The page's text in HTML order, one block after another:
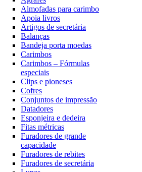
Almofadas para carimbo
Apoia livros
Artigos de secretária
Balanças
Bandeja porta moedas
Carimbos
Carimbos – Fórmulas
especiais
Clips e pioneses
Cofres
Conjuntos de impressão
Datadores
Esponjeira e dedeira
Fitas métricas
Furadores de grande
capacidade
Furadores de rebites
Furadores de secretária